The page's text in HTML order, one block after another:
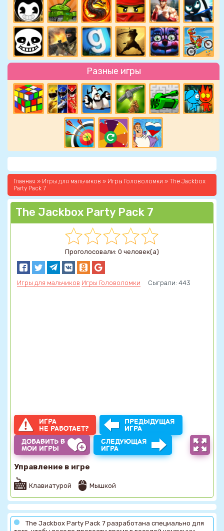
Разные игры
Главная » Игры для мальчиков » Игры Головоломки » The Jackbox
Party Pack 7
The Jackbox Party Pack 7
Проголосовали: 0 человек(а)
Игры для мальчиков Игры Головоломки Сыграли: 443
ИГРА
НЕ РАБОТАЕТ?
ПРЕДЫДУЩАЯ
ИГРА
ДОБАВИТЬ В
МОИ ИГРЫ
СЛЕДУЮЩАЯ
ИГРА
Управление в игре
Клавиатурой Мышкой
The Jackbox Party Pack 7 разработана специально для